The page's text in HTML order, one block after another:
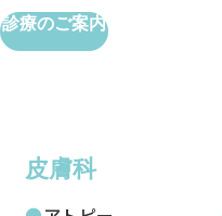
診療のご案内
皮膚科